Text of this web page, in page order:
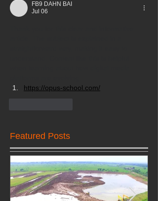
Featured Posts
FB9 DAHN BAI
Jul 06
https://opus-school.com/